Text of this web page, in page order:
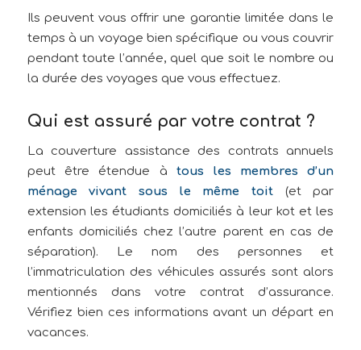
Ils peuvent vous offrir une garantie limitée dans le
temps à un voyage bien spécifique ou vous couvrir
pendant toute l’année, quel que soit le nombre ou
la durée des voyages que vous effectuez.
Qui est assuré par votre contrat ?
La couverture assistance des contrats annuels
peut être étendue àtous les membres d’un
ménage vivant sous le même toit (et par
extension les étudiants domiciliés à leur kot et les
enfants domiciliés chez l’autre parent en cas de
séparation). Le nom des personnes et
l’immatriculation des véhicules assurés sont alors
mentionnés dans votre contrat d’assurance.
Vérifiez bien ces informations avant un départ en
vacances.